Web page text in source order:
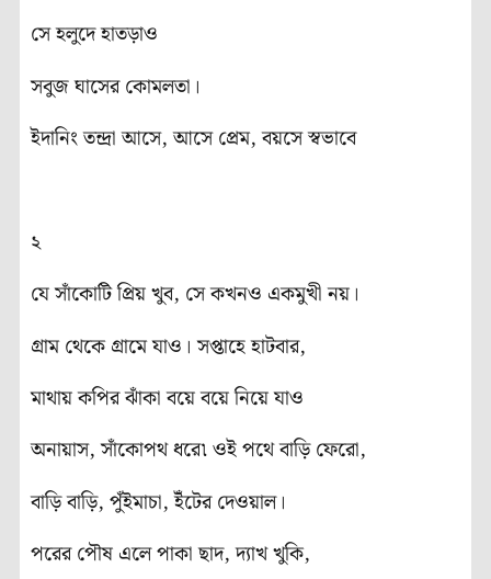
সে হলুদে হাতড়াও
সবুজ ঘাসের কোমলতা।
ইদানিং তন্দ্রা আসে, আসে প্রেম, বয়সে স্বভাবে
২
যে সাঁকোটি প্রিয় খুব, সে কখনও একমুখী নয়।
গ্রাম থেকে গ্রামে যাও। সপ্তাহে হাটবার,
মাথায় কপির ঝাঁকা বয়ে বয়ে নিয়ে যাও
অনায়াস, সাঁকোপথ ধরে৷ ওই পথে বাড়ি ফেরো,
বাড়ি বাড়ি, পুঁইমাচা, ইঁটের দেওয়াল।
পরের পৌষ এলে পাকা ছাদ, দ্যাখ খুকি,